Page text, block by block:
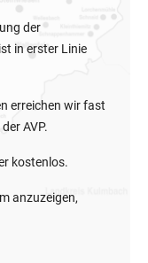
der
in erster Linie
erreichen wir fast
der AVP.
kostenlos.
anzuzeigen,